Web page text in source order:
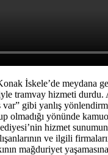
İskele’de meydana
tramvay hizmeti
gibi yanlış
olmadığı yönünde
hizmet
ve ilgili
mağduriyet